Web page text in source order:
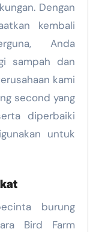
Dengan
kembali
Anda
sampah dan
kami
second yang
diperbaiki
untuk
burung
Bird Farm